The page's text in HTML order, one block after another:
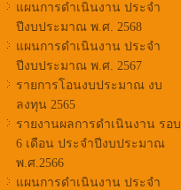
แผนการดำเนินงาน ประจำ
ปีงบประมาณ พ.ศ. 2568
แผนการดำเนินงาน ประจำ
ปีงบประมาณ พ.ศ. 2567
รายการโอนงบประมาณ งบ
ลงทุน 2565
รายงานผลการดำเนินงาน รอบ
6 เดือน ประจำปีงบประมาณ
พ.ศ.2566
แผนการดำเนินงาน ประจำ